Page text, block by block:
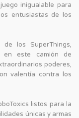
inigualable para
entusiastas de los
los SuperThings,
en este camión de
poderes,
valentía contra los
listos para la
únicas y armas